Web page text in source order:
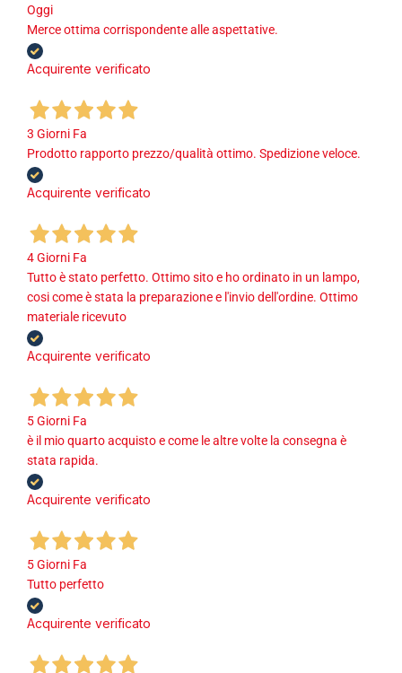
Oggi
Merce ottima corrispondente alle aspettative.
Acquirente verificato
3 Giorni Fa
Prodotto rapporto prezzo/qualità ottimo. Spedizione veloce.
Acquirente verificato
4 Giorni Fa
Tutto è stato perfetto. Ottimo sito e ho ordinato in un lampo,
cosi come è stata la preparazione e l'invio dell'ordine. Ottimo
materiale ricevuto
Acquirente verificato
5 Giorni Fa
è il mio quarto acquisto e come le altre volte la consegna è
stata rapida.
Acquirente verificato
5 Giorni Fa
Tutto perfetto
Acquirente verificato